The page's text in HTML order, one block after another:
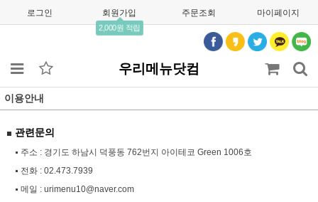
로그인 회원가입
2,000원 적립
주문조회 마이페이지
우리메뉴닷컴
이용안내
관련문의
주소 : 경기도 하남시 덕풍동 762번지 아이테코 Green 1006호
전화 : 02.473.7939
메일 : urimenu10@naver.com